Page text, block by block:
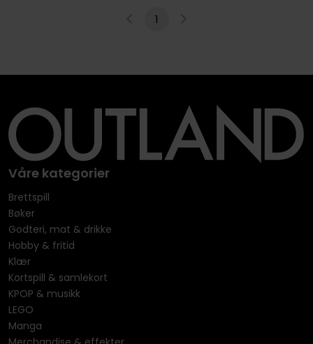
1
Våre kategorier
Brettspill
Bøker
Godteri, mat & drikke
Hobby & fritid
Klær
Kortspill & samlekort
KPOP & musikk
LEGO
Manga